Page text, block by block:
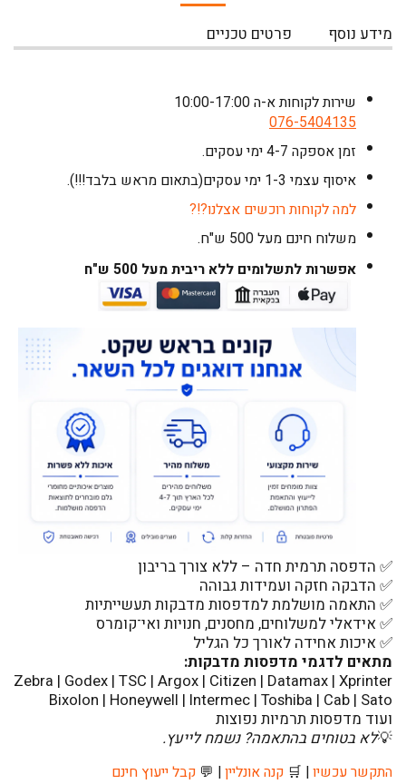
מידע נוסף פרטים טכניים
שירות לקוחות א-ה 10:00-17:00
076-5404135
זמן אספקה 4-7 ימי עסקים.
איסוף עצמי 1-3 ימי עסקים(בתאום מראש בלבד!!!).
למה לקוחות רוכשים אצלנו?!?
משלוח חינם מעל 500 ש"ח
.
אפשרות לתשלומים ללא ריבית מעל 500 ש"ח
✅ הדפסה תרמית חדה – ללא צורך בריבון
✅ הדבקה חזקה ועמידות גבוהה
✅ התאמה מושלמת למדפסות מדבקות תעשייתיות
✅ אידאלי למשלוחים, מחסנים, חנויות ואי־קומרס
✅ איכות אחידה לאורך כל הגליל
מתאים לדגמי מדפסות מדבקות:
Zebra | Godex | TSC | Argox | Citizen | Datamax | Xprinter
Bixolon | Honeywell | Intermec | Toshiba | Cab | Sato
ועוד מדפסות תרמיות נפוצות
💡לא בטוחים בהתאמה? נשמח לייעץ.
התקשר עכשיו|
🛒 קנה אונליין|
💬 קבל ייעוץ חינם